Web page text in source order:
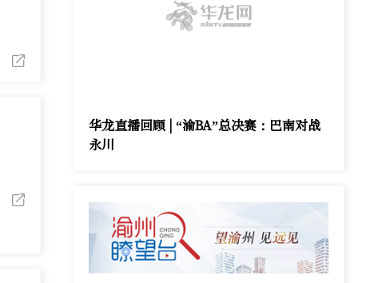
华龙直播回顾 | “渝BA”总决赛：巴南对战
永川